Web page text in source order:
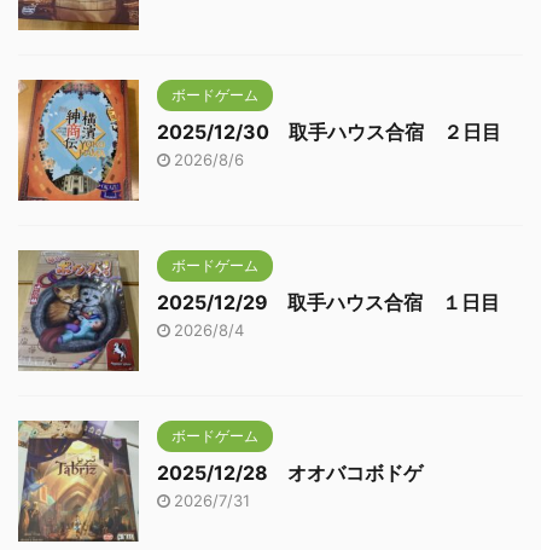
ボードゲーム
2025/12/30 取手ハウス合宿 ２日目
2026/8/6
ボードゲーム
2025/12/29 取手ハウス合宿 １日目
2026/8/4
ボードゲーム
2025/12/28 オオバコボドゲ
2026/7/31